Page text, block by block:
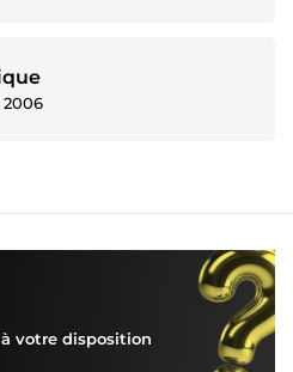
votre disposition